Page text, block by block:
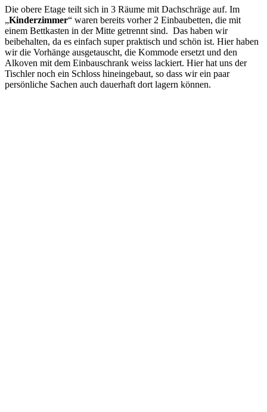
Die obere Etage teilt sich in 3 Räume mit Dachschräge auf. Im
„Kinderzimmer“ waren bereits vorher 2 Einbaubetten, die mit
einem Bettkasten in der Mitte getrennt sind. Das haben wir
beibehalten, da es einfach super praktisch und schön ist. Hier haben
wir die Vorhänge ausgetauscht, die Kommode ersetzt und den
Alkoven mit dem Einbauschrank weiss lackiert. Hier hat uns der
Tischler noch ein Schloss hineingebaut, so dass wir ein paar
persönliche Sachen auch dauerhaft dort lagern können.